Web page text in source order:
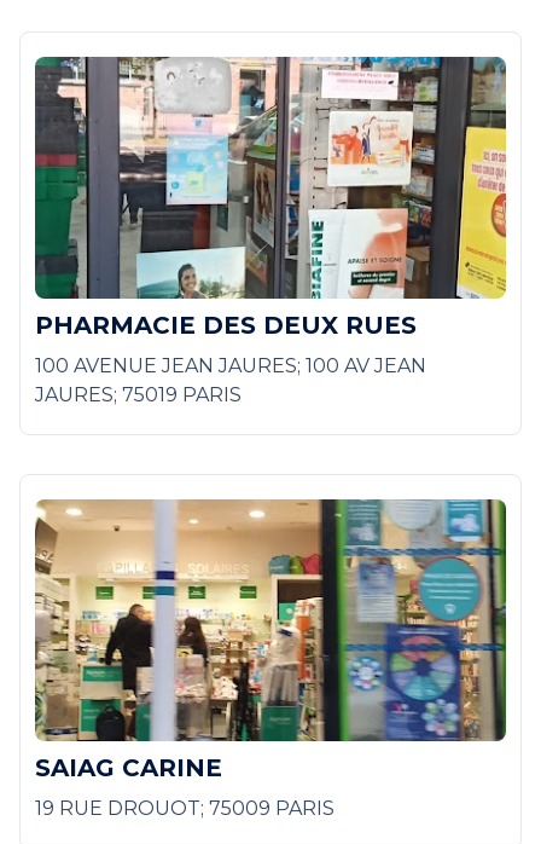
PHARMACIE DES DEUX RUES
100 AVENUE JEAN JAURES; 100 AV JEAN
JAURES; 75019 PARIS
SAIAG CARINE
19 RUE DROUOT; 75009 PARIS